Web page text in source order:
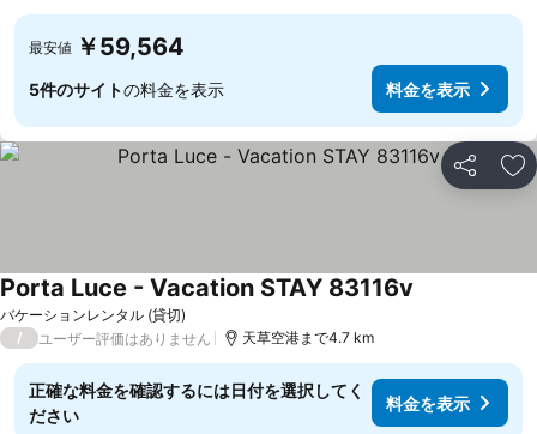
最安値 ￥59,564
5件のサイトの料金を表示 料金を表示
シェア お
バケーションレンタル (貸切)
Porta Luce - Vacation STAY 83116v
/ ユーザー評価はありません 天草空港まで4.7 km
正確な料金を確認するには日付を選択してく
ださい
料金を表示